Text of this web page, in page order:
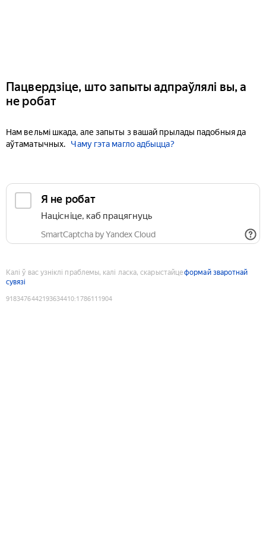
Пацвердзіце, што запыты адпраўлялі вы, а
не робат
Нам вельмі шкада, але запыты з вашай прылады падобныя да
аўтаматычных.
Чаму гэта магло адбыцца?
Я не робат
Націсніце, каб працягнуць
SmartCaptcha by Yandex Cloud
Калі ў вас узніклі праблемы, калі ласка, скарыстайцеформай зваротнай
сувязі
9183476442193634410:1786111904